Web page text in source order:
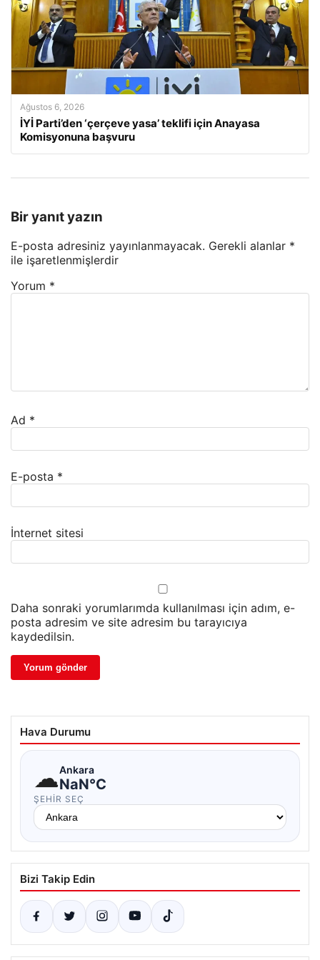
Ağustos 6, 2026
İYİ Parti’den ‘çerçeve yasa’ teklifi için Anayasa
Komisyonuna başvuru
Bir yanıt yazın
E-posta adresiniz yayınlanmayacak. Gerekli alanlar *
ile işaretlenmişlerdir
Yorum *
Ad *
E-posta *
İnternet sitesi
Daha sonraki yorumlarımda kullanılması için adım, e-
posta adresim ve site adresim bu tarayıcıya
kaydedilsin.
Hava Durumu
☁Ankara
NaN°C
ŞEHIR SEÇ
Bizi Takip Edin